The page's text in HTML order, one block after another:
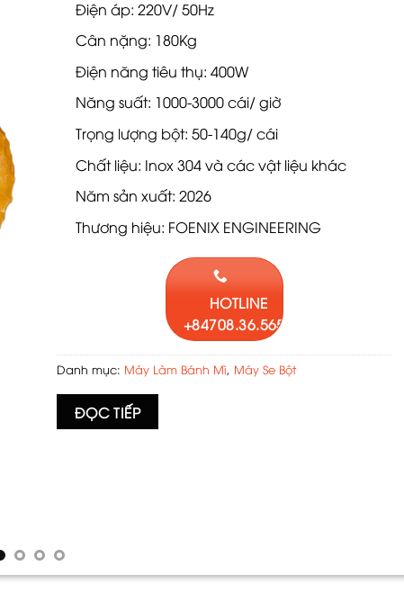
Điện áp: 220V/ 50Hz
Cân nặng: 180Kg
Điện năng tiêu thụ: 400W
Năng suất: 1000-3000 cái/ giờ
Trọng lượng bột: 50-140g/ cái
Chất liệu: Inox 304 và các vật liệu khác
Năm sản xuất: 2026
Thương hiệu: FOENIX ENGINEERING
HOTLINE
+84708.36.5658
Danh mục: Máy Làm Bánh Mì, Máy Se Bột
ĐỌC TIẾP